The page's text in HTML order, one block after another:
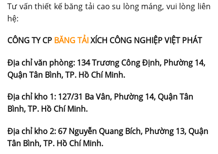
Tư vấn thiết kế băng tải cao su lòng máng, vui lòng liên
hệ:
CÔNG TY CP BĂNG TẢIXÍCH CÔNG NGHIỆP VIỆT PHÁT
Địa chỉ văn phòng: 134 Trương Công Định, Phường 14,
Quận Tân Bình, TP. Hồ Chí Minh.
Địa chỉ kho 1: 127/31 Ba Vân, Phường 14, Quận Tân
Bình, TP. Hồ Chí Minh.
Địa chỉ kho 2: 67 Nguyễn Quang Bích, Phường 13, Quận
Tân Bình, TP. Hồ Chí Minh.